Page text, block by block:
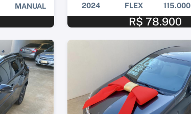
MANUAL 2024 FLEX 115.000
R$ 78.900